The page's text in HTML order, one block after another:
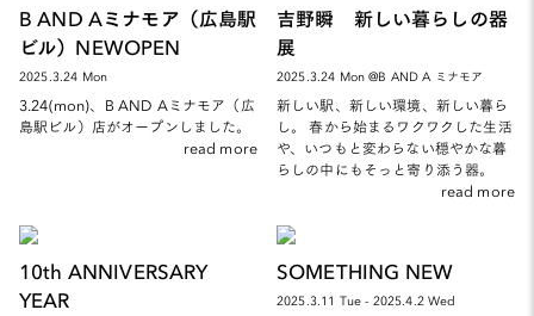
B AND Aミナモア（広島駅
ビル）NEWOPEN
2025.3.24 Mon
3.24(mon)、B AND Aミナモア（広
島駅ビル）店がオープンしました。
read more
吉野瞬 新しい暮らしの器
展
2025.3.24 Mon @B AND A ミナモア
新しい駅、新しい環境、新しい暮ら
し。 春から始まるワクワクした生活
や、いつもと変わらない穏やかな暮
らしの中にもそっと寄り添う器。
read more
10th ANNIVERSARY
YEAR
SOMETHING NEW
2025.3.11 Tue - 2025.4.2 Wed